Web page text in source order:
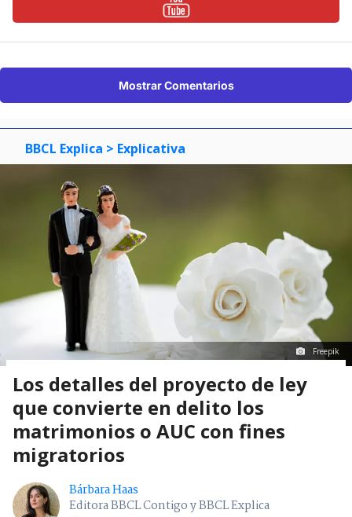
Mostrar Comentarios
BBCL Explica > Explicativa
Freepik
Los detalles del proyecto de ley
que convierte en delito los
matrimonios o AUC con fines
migratorios
Bárbara Haas
Editora BBCL Contigo y BBCL Explica